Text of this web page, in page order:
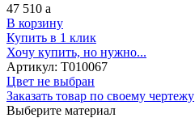
47 510 a
В корзину
Купить в 1 клик
Хочу купить, но нужно...
Артикул: Т010067
Цвет не выбран
Заказать товар по своему чертежу
Выберите материал